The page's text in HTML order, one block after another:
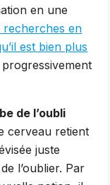
en une
recherches en
est bien plus
de l’oubli
cerveau retient
juste
l’oublier. Par